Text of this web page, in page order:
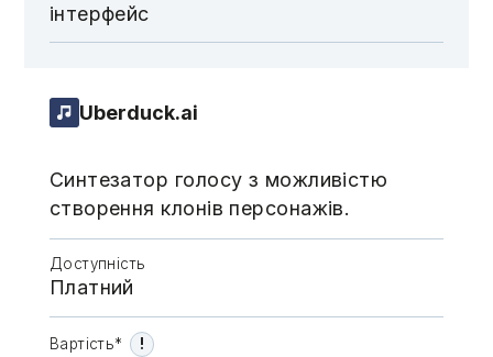
інтерфейс
Uberduck.ai
Синтезатор голосу з можливістю
створення клонів персонажів.
Доступність
Платний
Вартість* !